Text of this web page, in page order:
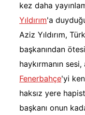
kez daha
Yıldırım'a
Aziz Yıldırım,
başkanından
haykırmanın
Fenerbahçe'yi
haksız yere
başkanı onun